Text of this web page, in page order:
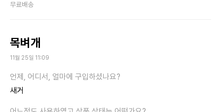
무료배송
목벼개
11월 25일 11:09
새거